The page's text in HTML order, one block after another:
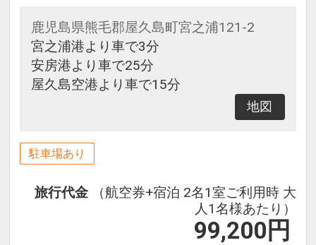
鹿児島県熊毛郡屋久島町宮之浦121-2
宮之浦港より車で3分
安房港より車で25分
屋久島空港より車で15分
地図
駐車場あり
旅行代金
（航空券+宿泊 2名1室ご利用時 大
人1名様あたり）
99,200 円